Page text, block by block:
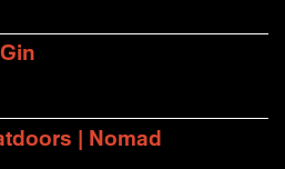
| Nomad